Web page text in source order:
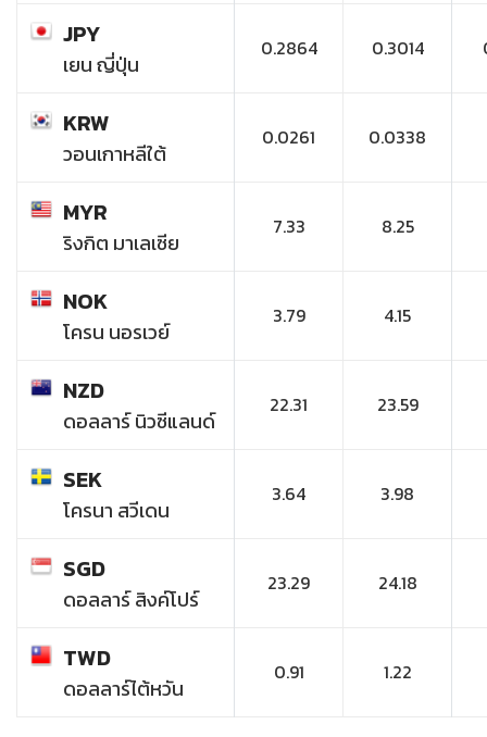
JPY
เยน ญี่ปุ่น
0.2864 0.3014
KRW
วอนเกาหลีใต้
0.0261 0.0338
MYR
ริงกิต มาเลเซีย
7.33 8.25
NOK
โครน นอรเวย์
3.79 4.15
NZD
ดอลลาร์ นิวซีแลนด์
22.31 23.59
SEK
โครนา สวีเดน
3.64 3.98
SGD
ดอลลาร์ สิงค์โปร์
23.29 24.18
TWD
ดอลลาร์ไต้หวัน
0.91 1.22